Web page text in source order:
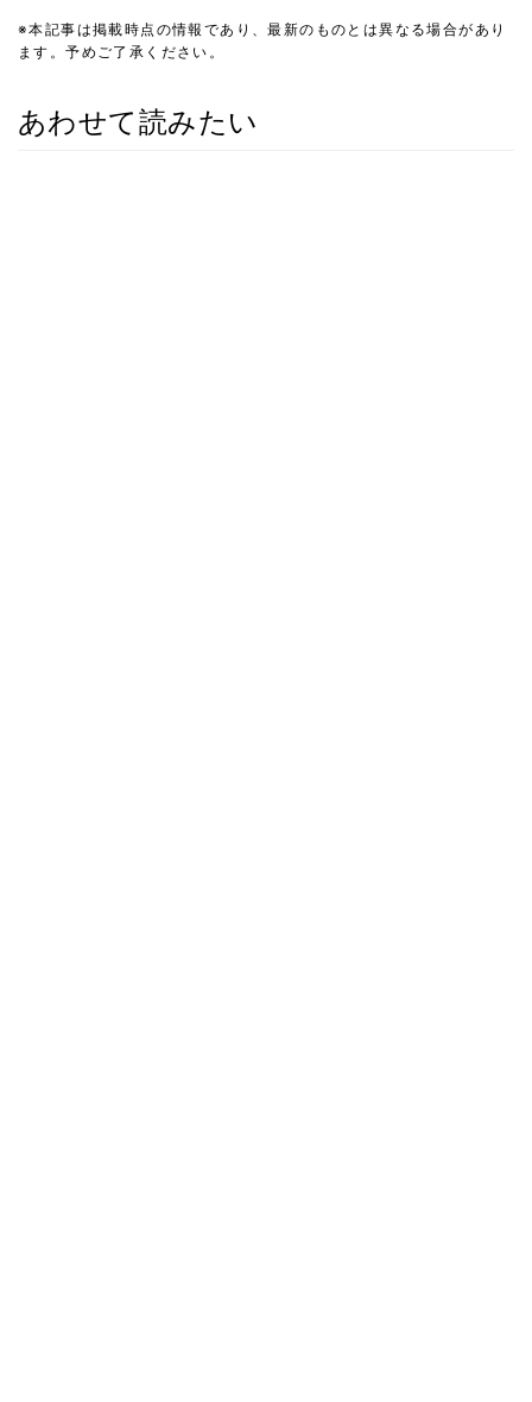
※本記事は掲載時点の情報であり、最新のものとは異なる場合があり
ます。予めご了承ください。
あわせて読みたい